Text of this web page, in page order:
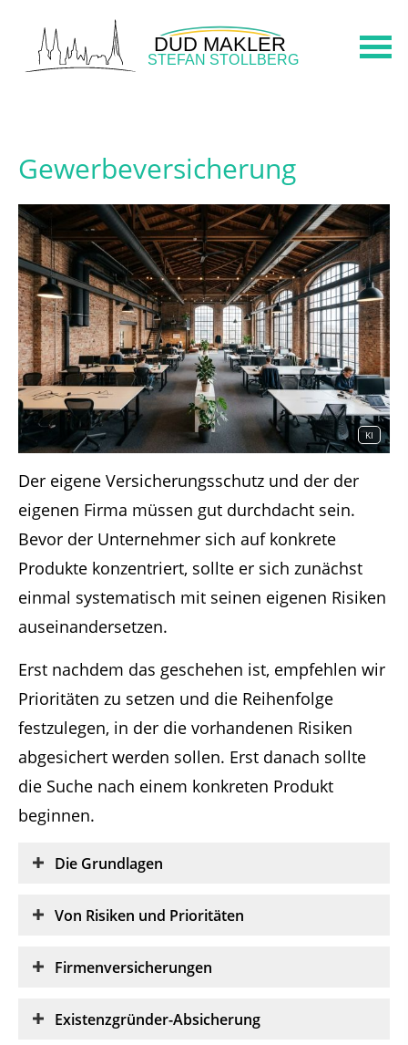
Gewerbeversicherung
KI
Der eigene Versicherungsschutz und der der
eigenen Firma müssen gut durchdacht sein.
Bevor der Unternehmer sich auf konkrete
Produkte konzentriert, sollte er sich zunächst
einmal systematisch mit seinen eigenen Risiken
auseinandersetzen.
Erst nachdem das geschehen ist, empfehlen wir
Prioritäten zu setzen und die Reihenfolge
festzulegen, in der die vorhandenen Risiken
abgesichert werden sollen. Erst danach sollte
die Suche nach einem konkreten Produkt
beginnen.
Die Grundlagen
Von Risiken und Prioritäten
Firmenversicherungen
Existenzgründer-Absicherung